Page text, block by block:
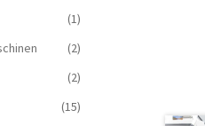
(1)
(2)
(2)
(15)